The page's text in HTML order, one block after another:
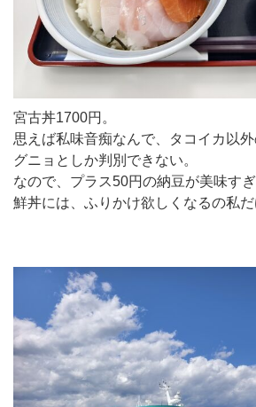
宮古丼1700円。
思えば私味音痴なんで、タコイカ以
グニョとしか判別できない。
なので、プラス50円の納豆が美味す
鮮丼には、ふりかけ欲しくなるの私だ